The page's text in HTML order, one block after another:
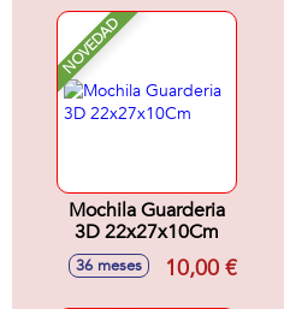
NOVEDAD
Mochila Guarderia
3D 22x27x10Cm
36 meses 10,00 €